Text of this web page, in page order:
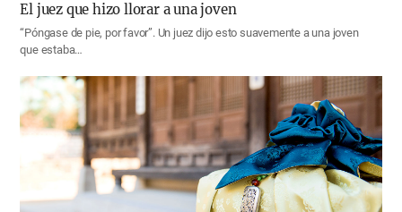
El juez que hizo llorar a una joven
“Póngase de pie, por favor”. Un juez dijo esto suavemente a una joven
que estaba…